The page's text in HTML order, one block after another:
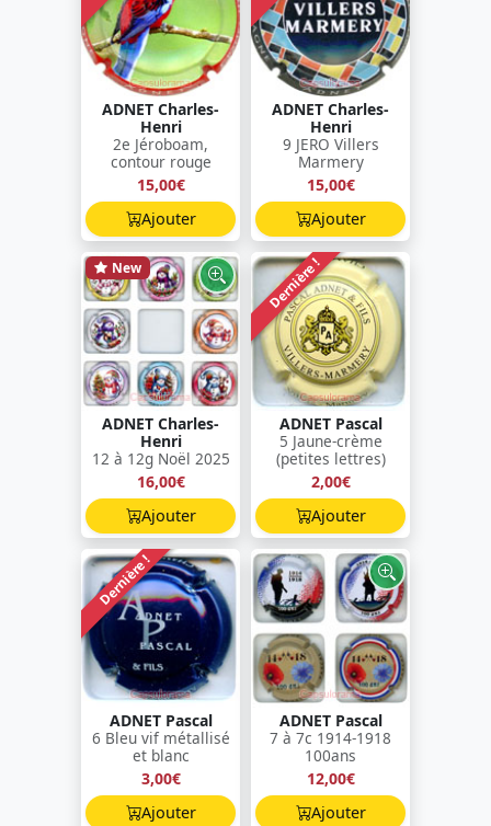
ADNET Charles-
Henri
2e Jéroboam,
contour rouge
15,00€
Ajouter
ADNET Charles-
Henri
9 JERO Villers
Marmery
15,00€
Ajouter
New
ADNET Charles-
Henri
12 à 12g Noël 2025
16,00€
Ajouter
Dernière !
ADNET Pascal
5 Jaune-crème
(petites lettres)
2,00€
Ajouter
Dernière !
ADNET Pascal
6 Bleu vif métallisé
et blanc
3,00€
Ajouter
ADNET Pascal
7 à 7c 1914-1918
100ans
12,00€
Ajouter